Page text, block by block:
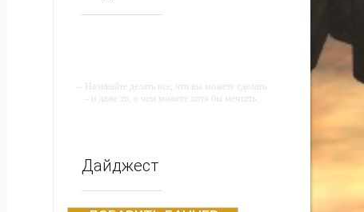
-- Начинайте делать все, что вы можете сделать
– и даже то, о чем можете хотя бы мечтать.
Живите той жизнью, которую вы сами себе
придумали.
Дайджест